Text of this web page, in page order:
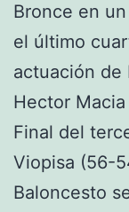
Bronce en
el último
actuación de
Hector
Final del
Viopisa (56-
Baloncesto